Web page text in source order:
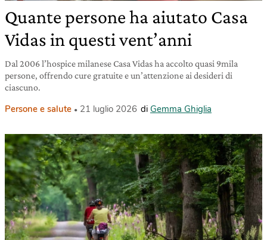
Quante persone ha aiutato Casa
Vidas in questi vent’anni
Dal 2006 l’hospice milanese Casa Vidas ha accolto quasi 9mila
persone, offrendo cure gratuite e un’attenzione ai desideri di
ciascuno.
Persone e salute 21 luglio 2026 di Gemma Ghiglia